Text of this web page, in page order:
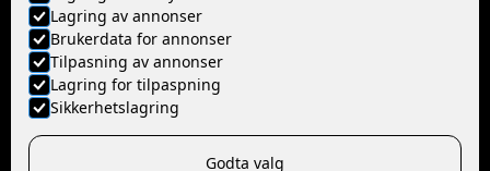
Lagring av annonser
Brukerdata for annonser
Tilpasning av annonser
Lagring for tilpaspning
Sikkerhetslagring
Godta valg
© Fromm Norge AS
Nettside levert av Horn Media
Personvern